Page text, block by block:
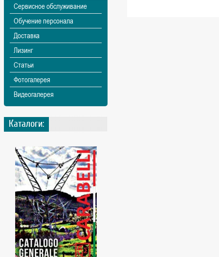
Сервисное обслуживание
Обучение персонала
Доставка
Лизинг
Статьи
Фотогалерея
Видеогалерея
Каталоги: